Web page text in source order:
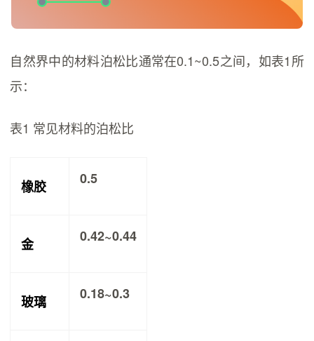
自然界中的材料泊松比通常在0.1~0.5之间，如表1所
示：
表1 常见材料的泊松比
橡胶 0.5
金 0.42~0.44
玻璃 0.18~0.3